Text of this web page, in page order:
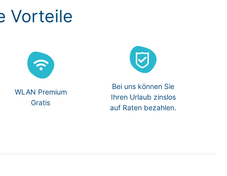
Vorteile
WLAN Premium
Gratis
Bei uns können Sie
Ihren Urlaub zinslos
auf Raten bezahlen.